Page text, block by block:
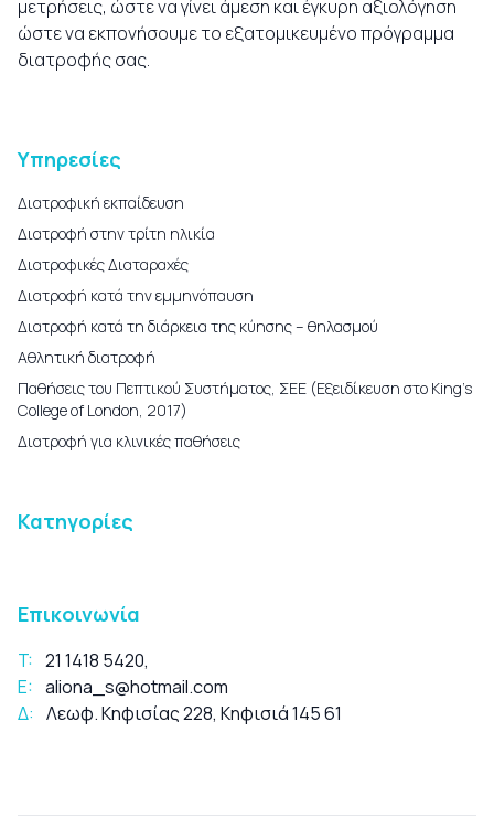
μετρήσεις, ώστε να γίνει άμεση και έγκυρη αξιολόγηση
ώστε να εκπονήσουμε το εξατομικευμένο πρόγραμμα
διατροφής σας.
Υπηρεσίες
Διατροφική εκπαίδευση
Διατροφή στην τρίτη ηλικία
Διατροφικές Διαταραχές
Διατροφή κατά την εμμηνόπαυση
Διατροφή κατά τη διάρκεια της κύησης – θηλασμού
Αθλητική διατροφή
Παθήσεις του Πεπτικού Συστήματος, ΣΕΕ (Εξειδίκευση στο King’s
College of London, 2017)
Διατροφή για κλινικές παθήσεις
Κατηγορίες
Επικοινωνία
T: 21 1418 5420,
E: aliona_s@hotmail.com
Δ: Λεωφ. Κηφισίας 228, Κηφισιά 145 61